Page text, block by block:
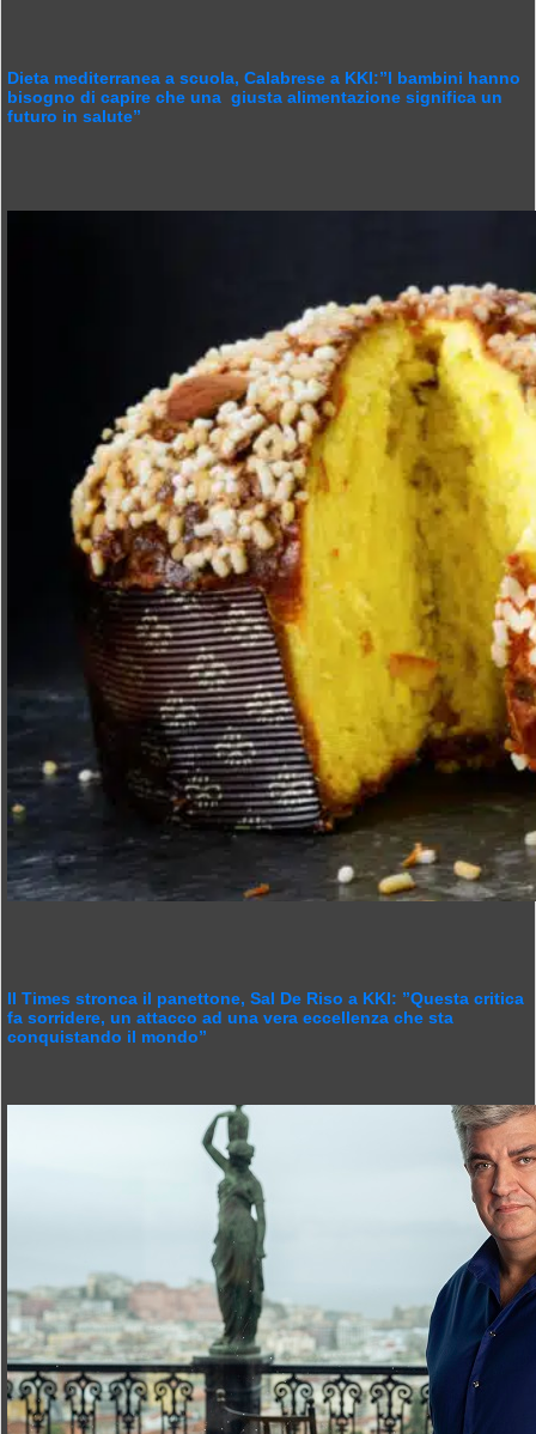
Dieta mediterranea a scuola, Calabrese a KKI:”I bambini hanno
bisogno di capire che una giusta alimentazione significa un
futuro in salute”
Il Times stronca il panettone, Sal De Riso a KKI: ”Questa critica
fa sorridere, un attacco ad una vera eccellenza che sta
conquistando il mondo”